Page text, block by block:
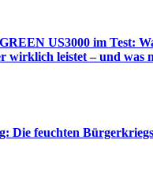
US3000 im Test:
wirklich leistet – und was
Die feuchten